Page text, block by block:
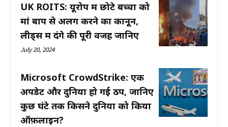
UK ROITS: यूरोप में छोटे बच्चों को
मां बाप से अलग करने का कानून,
लीड्स में दंगे की पूरी वजह जानिए
July 20, 2024
Microsoft CrowdStrike: एक
अपडेट और दुनिया हो गई ठप, जानिए
कुछ घंटे तक किसने दुनिया को किया
ऑफ़लाइन?